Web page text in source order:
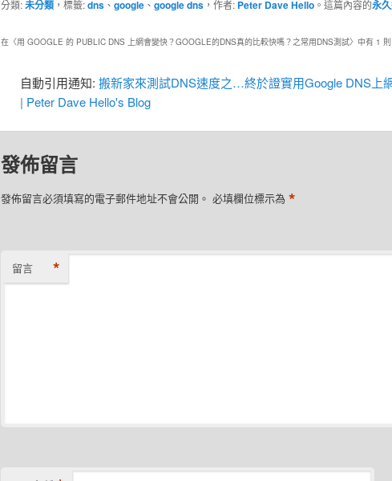
分類:未分類，標籤:dns、 google、 google dns，作者: Peter Dave Hello。這篇內容的永
在〈用 GOOGLE 的 PUBLIC DNS 上網會變快？GOOGLE的DNS真的比較快嗎？之常用DNS測試〉中有 1
自動引用通知:搬新家來測試DNS速度之…終於證實用Google DNS上
| Peter Dave Hello's Blog
發佈留言
發佈留言必須填寫的電子郵件地址不會公開。 必填欄位標示為 *
留言 *